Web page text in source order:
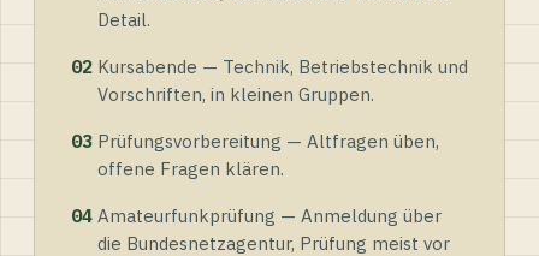
Detail.
02 Kursabende — Technik, Betriebstechnik und
Vorschriften, in kleinen Gruppen.
03 Prüfungsvorbereitung — Altfragen üben,
offene Fragen klären.
04 Amateurfunkprüfung — Anmeldung über
die Bundesnetzagentur, Prüfung meist vor